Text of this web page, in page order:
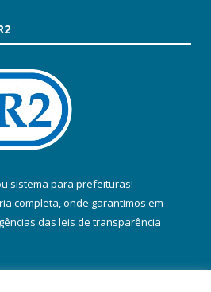
sistema para prefeituras!
completa, onde garantimos em
das leis de transparência